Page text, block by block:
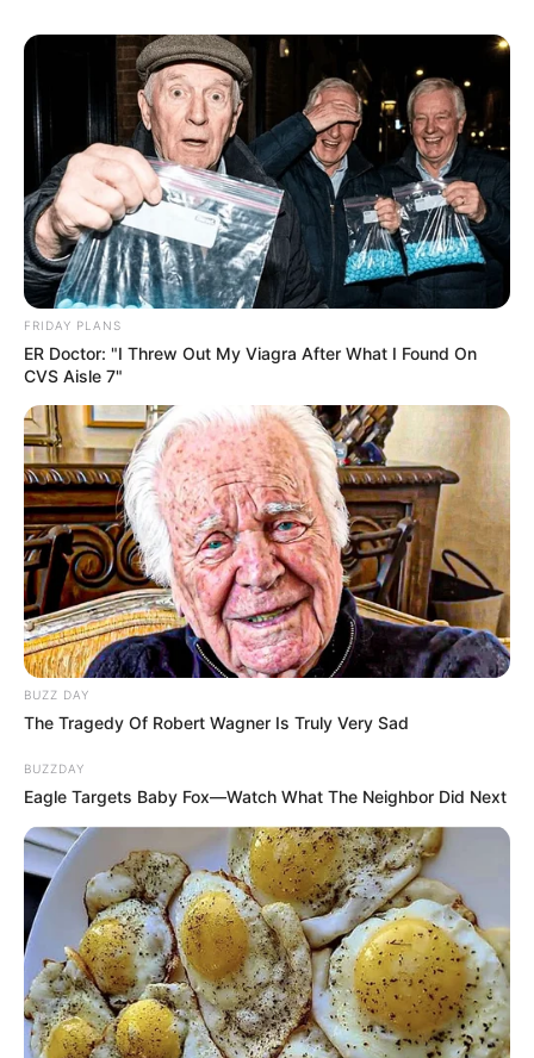
FRIDAY PLANS
ER Doctor: "I Threw Out My Viagra After What I Found On
CVS Aisle 7"
BUZZ DAY
The Tragedy Of Robert Wagner Is Truly Very Sad
BUZZDAY
Eagle Targets Baby Fox—Watch What The Neighbor Did Next